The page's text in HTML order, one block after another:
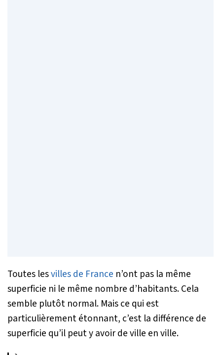
Toutes lesvilles de France n’ont pas la même
superficie ni le même nombre d’habitants. Cela
semble plutôt normal. Mais ce qui est
particulièrement étonnant, c’est la différence de
superficie qu’il peut y avoir de ville en ville.